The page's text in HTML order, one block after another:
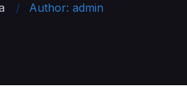
Author: admin